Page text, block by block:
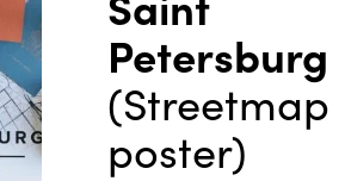
Petersburg
(Streetmap
poster)